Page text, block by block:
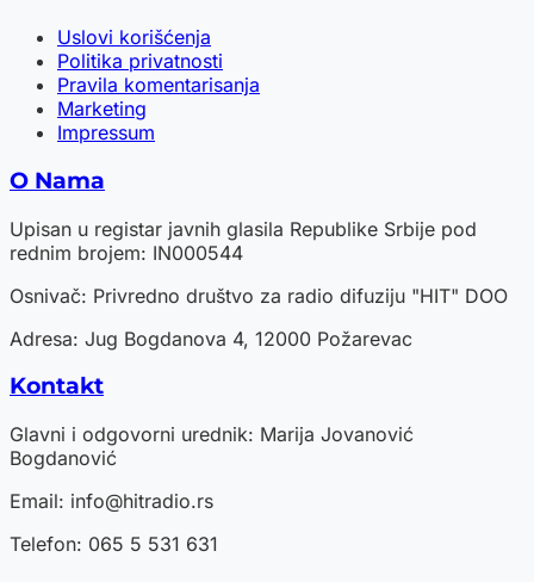
Uslovi korišćenja
Politika privatnosti
Pravila komentarisanja
Marketing
Impressum
O Nama
Upisan u registar javnih glasila Republike Srbije pod
rednim brojem: IN000544
Osnivač: Privredno društvo za radio difuziju "HIT" DOO
Adresa: Jug Bogdanova 4, 12000 Požarevac
Kontakt
Glavni i odgovorni urednik: Marija Jovanović
Bogdanović
Email: info@hitradio.rs
Telefon: 065 5 531 631